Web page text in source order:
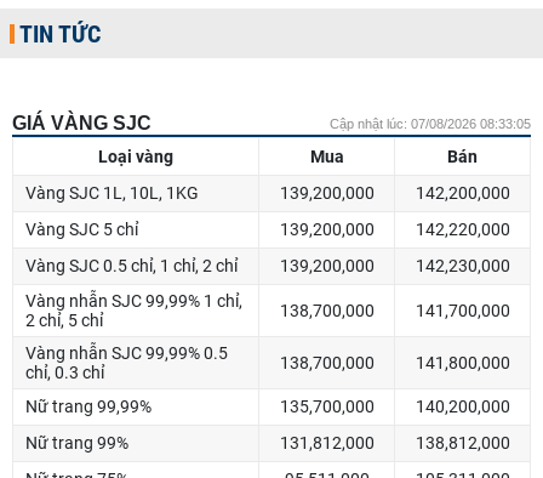
TIN TỨC
GIÁ VÀNG SJC Cập nhật lúc: 07/08/2026 08:33:05
Loại vàng Mua
Bán
Vàng SJC 1L, 10L, 1KG
139,200,000
142,200,000
Vàng SJC 5 chỉ
139,200,000
142,220,000
Vàng SJC 0.5 chỉ, 1 chỉ, 2 chỉ
139,200,000
142,230,000
Vàng nhẫn SJC 99,99% 1 chỉ,
2 chỉ, 5 chỉ
138,700,000 141,700,000
Vàng nhẫn SJC 99,99% 0.5
chỉ, 0.3 chỉ
138,700,000 141,800,000
Nữ trang 99,99% 135,700,000
140,200,000
Nữ trang 99%
131,812,000
138,812,000